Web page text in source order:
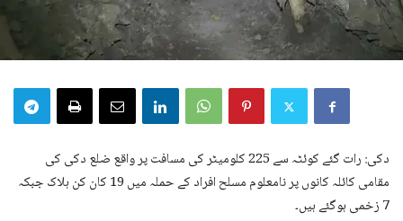
دکی: رات گئے کوئٹہ سے 225 کلومیٹر کی مسافت پر واقع ضلع دکی کی
مقامی کائلہ کانوں پر نامعلوم مسلح افراد کے حملہ میں 19 کان کن ہلاک جبکہ
7 زخمی ہوگئے ہیں۔